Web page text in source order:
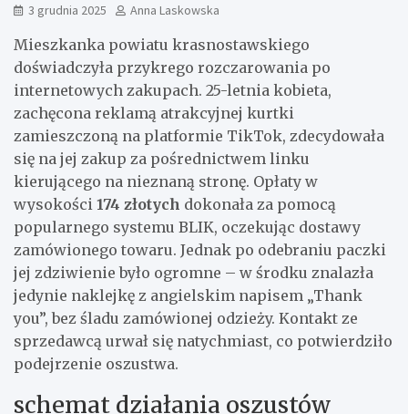
3 grudnia 2025 Anna Laskowska
Mieszkanka powiatu krasnostawskiego
doświadczyła przykrego rozczarowania po
internetowych zakupach. 25-letnia kobieta,
zachęcona reklamą atrakcyjnej kurtki
zamieszczoną na platformie TikTok, zdecydowała
się na jej zakup za pośrednictwem linku
kierującego na nieznaną stronę. Opłaty w
wysokości 174 złotych dokonała za pomocą
popularnego systemu BLIK, oczekując dostawy
zamówionego towaru. Jednak po odebraniu paczki
jej zdziwienie było ogromne – w środku znalazła
jedynie naklejkę z angielskim napisem „Thank
you”, bez śladu zamówionej odzieży. Kontakt ze
sprzedawcą urwał się natychmiast, co potwierdziło
podejrzenie oszustwa.
schemat działania oszustów